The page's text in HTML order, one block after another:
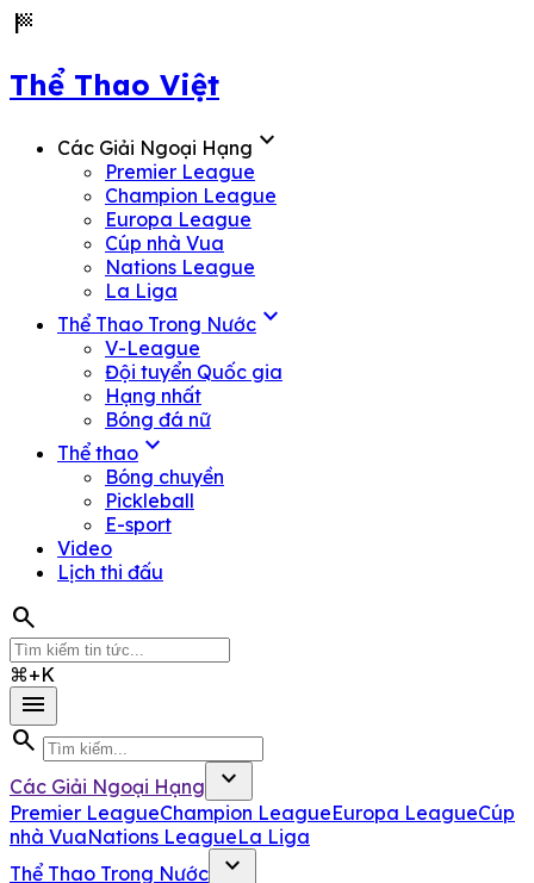
sports_score
Thể Thao Việt
Các Giải Ngoại Hạng expand_more
Premier League
Champion League
Europa League
Cúp nhà Vua
Nations League
La Liga
Thể Thao Trong Nước expand_more
V-League
Đội tuyển Quốc gia
Hạng nhất
Bóng đá nữ
Thể thao expand_more
Bóng chuyền
Pickleball
E-sport
Video
Lịch thi đấu
search
⌘+K
menu
search
Các Giải Ngoại Hạng expand_more
Premier LeagueChampion LeagueEuropa LeagueCúp
nhà VuaNations LeagueLa Liga
Thể Thao Trong Nước
expand_more